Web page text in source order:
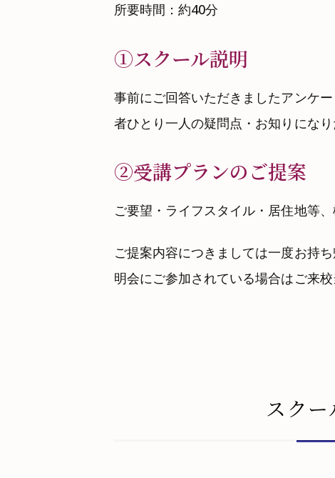
所要時間：約40分
➀スクール説明
事前にご回答いただきましたアンケ
者ひとり一人の疑問点・お知りにな
➁受講プランのご提案
ご要望・ライフスタイル・居住地等
ご提案内容につきましては一度お持
明会にご参加されている場合はご来
スク